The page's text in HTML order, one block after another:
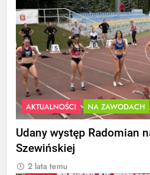
AKTUALNOŚCI NA ZAWODACH
Udany występ Radomian
Szewińskiej
2 lata temu